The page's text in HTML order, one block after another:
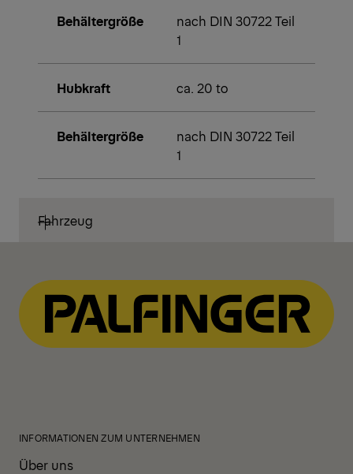
Behältergröße
nach DIN 30722 Teil
1
Hubkraft ca. 20 to
Behältergröße
nach DIN 30722 Teil
1
Fahrzeug
INFORMATIONEN ZUM UNTERNEHMEN
Über uns